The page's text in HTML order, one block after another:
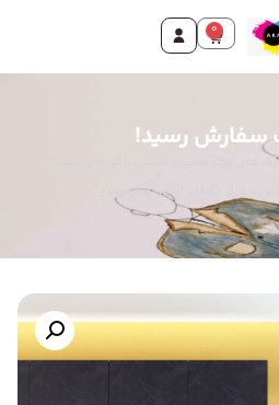
0
سفارش رسید!
های بزرگ طلایی و مشکی با گل‌های سفید، در
رمز و راز. جلوه‌ای لوکس و گرمسیری.